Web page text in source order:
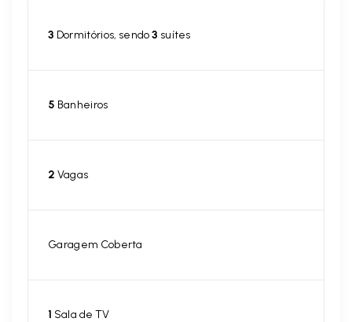
3 Dormitórios, sendo3 suítes
5 Banheiros
2 Vagas
Garagem Coberta
1 Sala de TV